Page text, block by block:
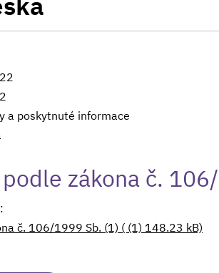
a poskytnuté informace
zákona č.
č. 106/1999 Sb. (1) ( (1) 148.23 kB)